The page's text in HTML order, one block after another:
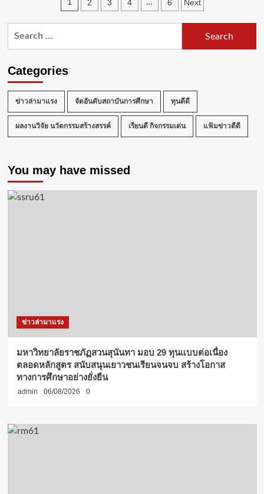
ม.ศิลปากร
MOU
แลก
นศ.ไทย-
พร้อม
ปาฐกถา
พิเศษ
กระบวน
ทัศน์
การ
pagination
1 2 3 4 … 6 Next
Categories
ข่าวล่ามาแรง จัดอันดับสถาบันการศึกษา ทุนดีดี
ผลงานวิจัย นวัตกรรมสร้างสรรค์ เรียนดี กิจกรรมเด่น แฟ้มข่าวดีดี
You may have missed
ข่าวล่ามาแรง
มหาวิทยาลัยราชภัฏสวนสุนันทา มอบ 29 ทุนแบบต่อเนื่อง
ตลอดหลักสูตร สนับสนุนเยาวชนเรียนจนจบ สร้างโอกาส
ทางการศึกษาอย่างยั่งยืน
admin 06/08/2026 0